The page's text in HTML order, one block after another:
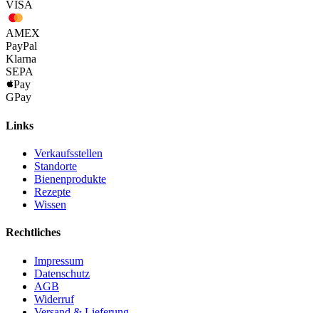
VISA
AMEX
PayPal
Klarna
SEPA
Pay
GPay
Links
Verkaufsstellen
Standorte
Bienenprodukte
Rezepte
Wissen
Rechtliches
Impressum
Datenschutz
AGB
Widerruf